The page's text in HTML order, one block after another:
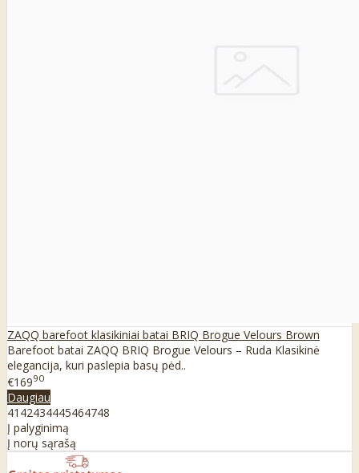
ZAQQ barefoot klasikiniai batai BRIQ Brogue Velours Brown
Barefoot batai ZAQQ BRIQ Brogue Velours – Ruda Klasikinė
elegancija, kuri paslepia basų pėd..
€16990
Daugiau
41 42434445464748
Į palyginimą
Į norų sąrašą